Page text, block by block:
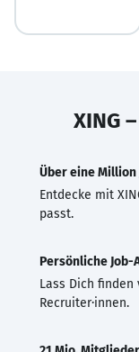
XING
Über eine Million
Entdecke mit
passt.
Persönliche Job-
Lass Dich finden
Recruiter·innen.